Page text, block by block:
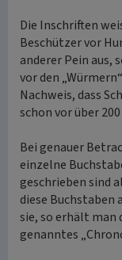
Die Inschriften
Beschützer vor
anderer Pein aus,
vor den
Nachweis, dass
schon vor über
Bei genauer
einzelne
geschrieben sind
diese Buchstaben
sie, so erhält man
genanntes